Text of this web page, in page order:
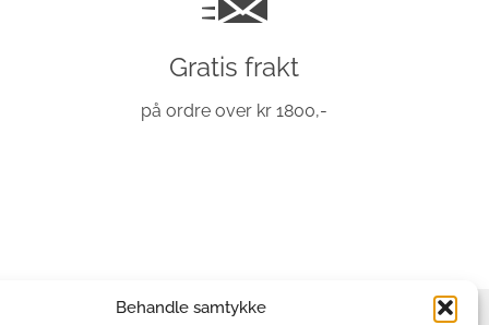
Behandle samtykke
Gratis frakt
på ordre over kr 1800,-
Vi tilbyr fri frakt til alle som
handler for over kr 1800,- i
vår nettbutikk.